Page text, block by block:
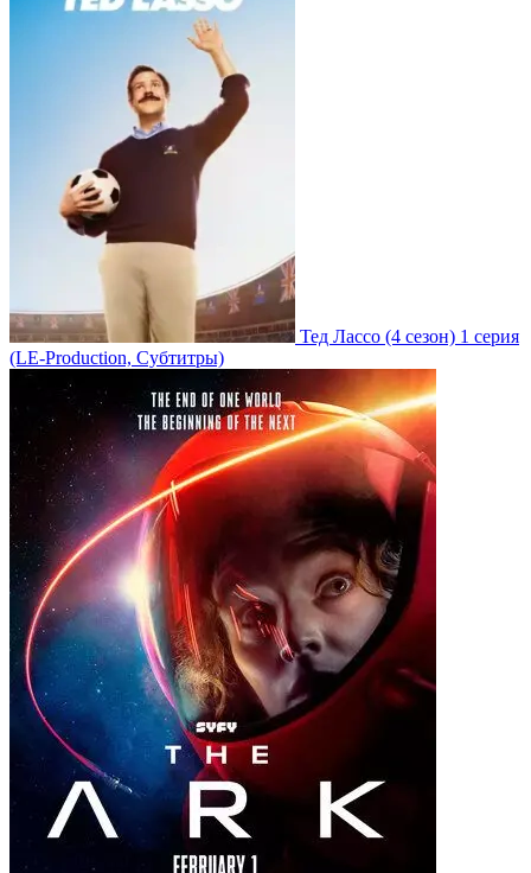
Тед Лассо (4 сезон) 1 серия
(LE-Production, Субтитры)